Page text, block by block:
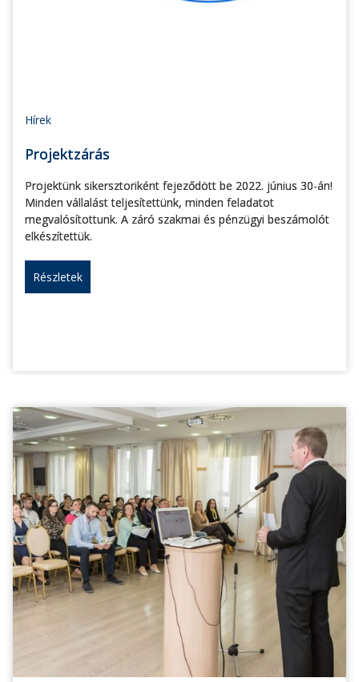
Hírek
Projektzárás
Projektünk sikersztoriként fejeződött be 2022. június 30-án!
Minden vállalást teljesítettünk, minden feladatot
megvalósítottunk. A záró szakmai és pénzügyi beszámolót
elkészítettük.
Részletek